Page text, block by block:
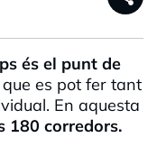
és el punt de
que es pot fer tant
En aquesta
180 corredors.